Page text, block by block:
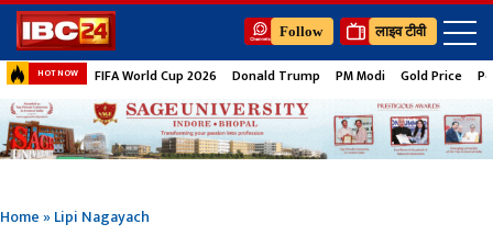
Follow लाइव टीवी
HOT NOW FIFA World Cup 2026 Donald Trump PM Modi Gold Price
Home»Lipi Nagayach